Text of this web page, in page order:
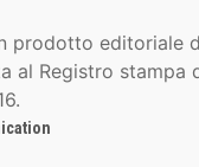
prodotto editoriale
al Registro stampa